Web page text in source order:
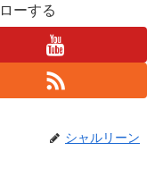
ーする
シャルリーン